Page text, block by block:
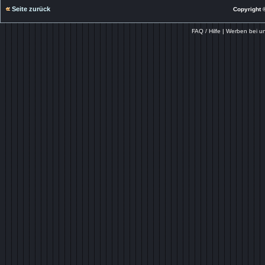
Seite zurück Copyright
FAQ / Hilfe |Werben bei